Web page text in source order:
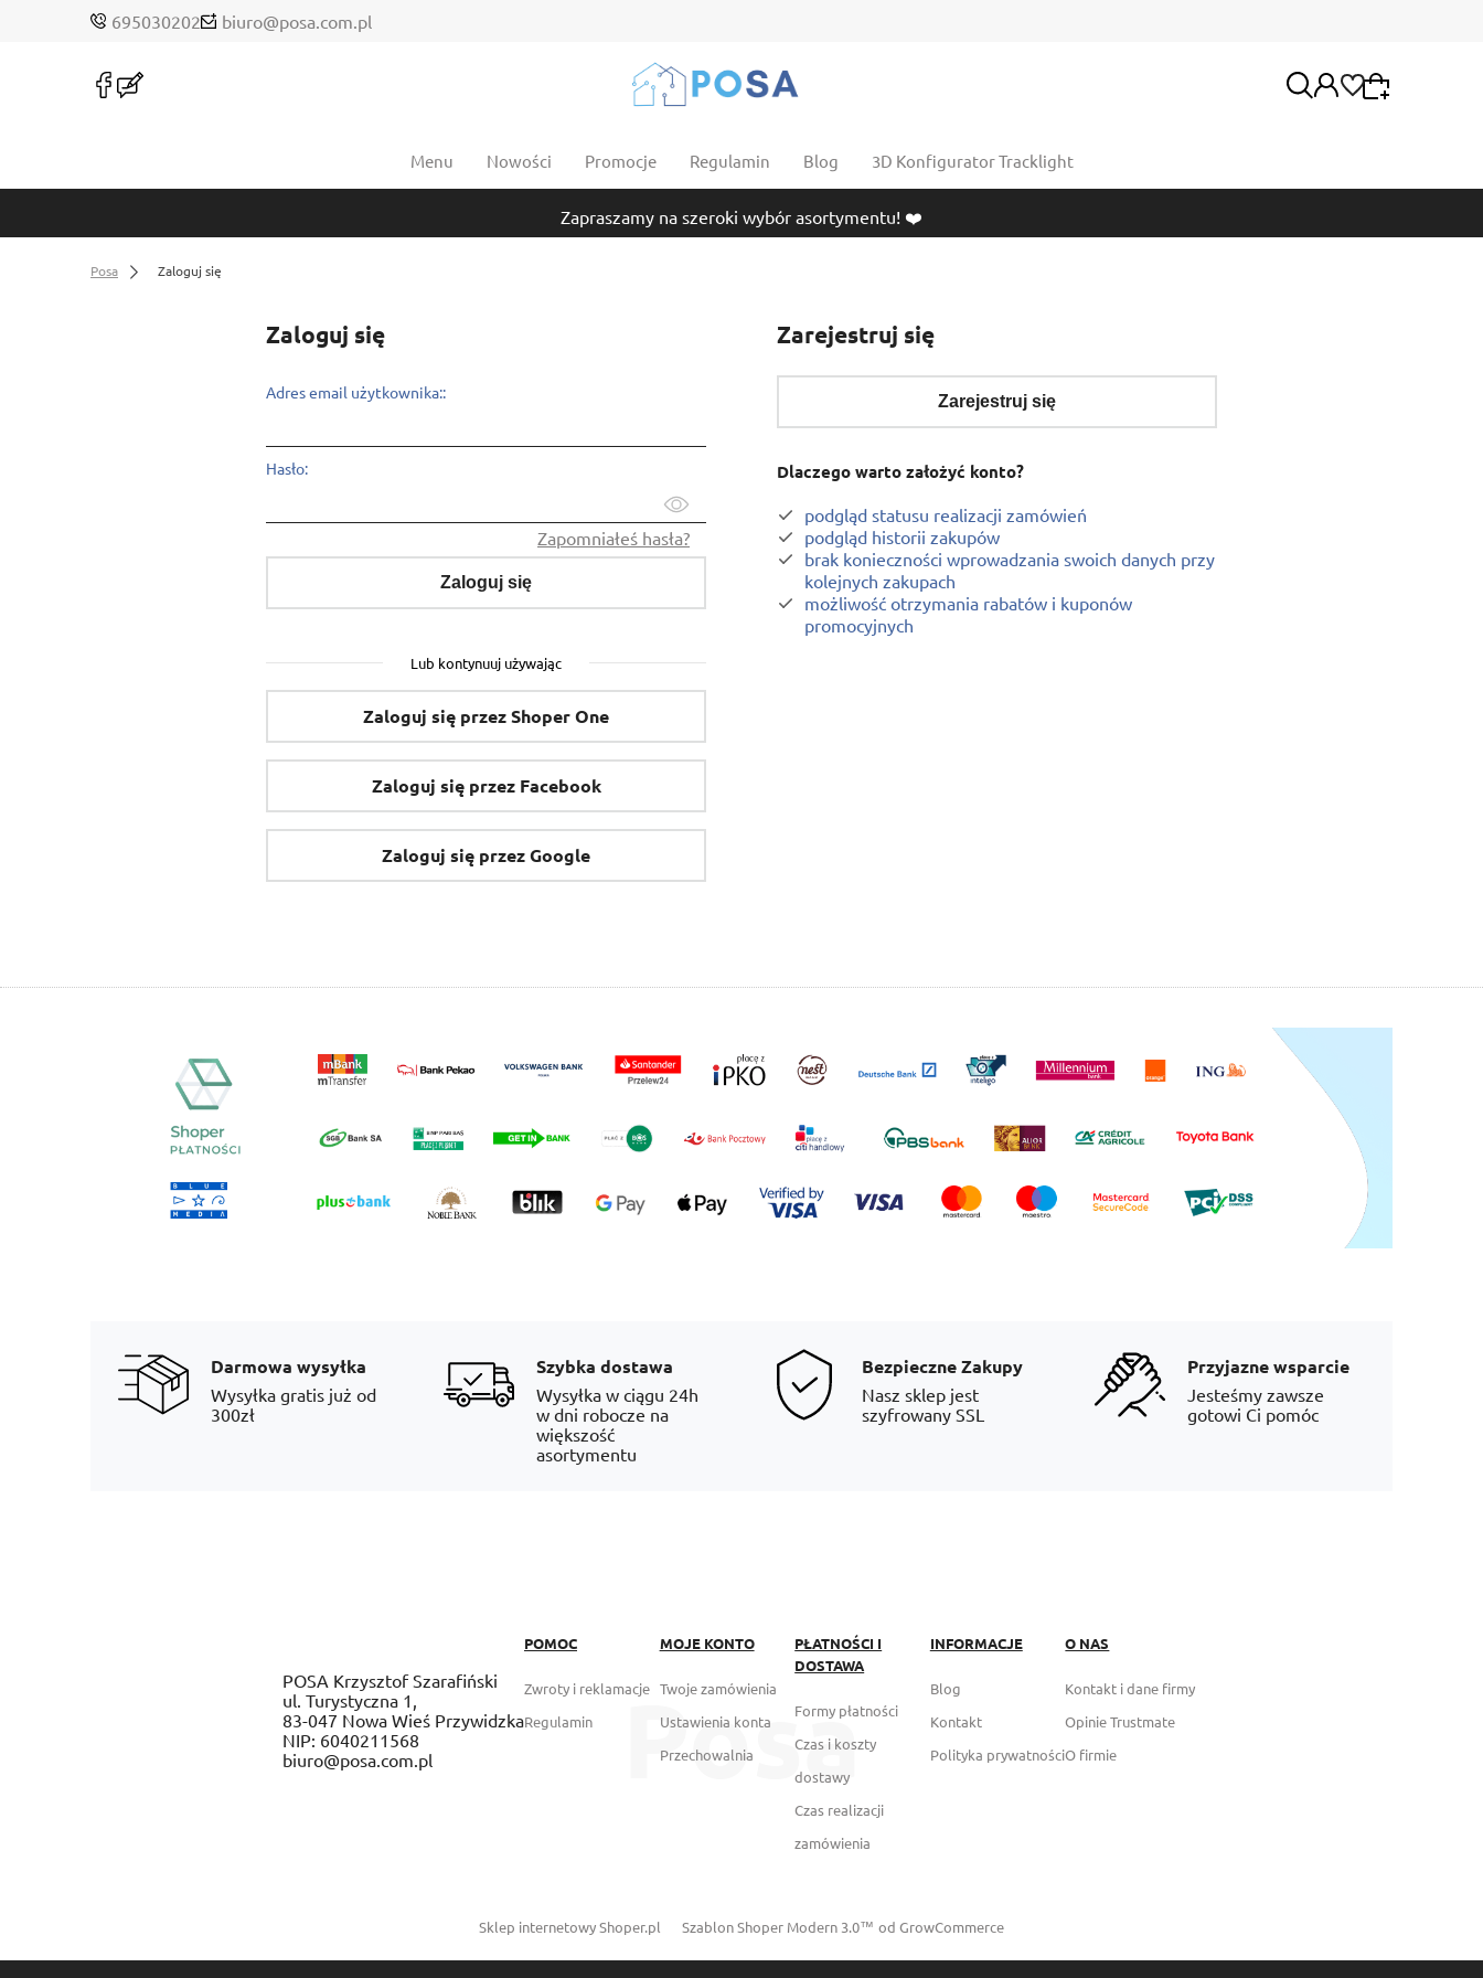
695030202 biuro@posa.com.pl
Menu Nowości Promocje Regulamin Blog 3D Konfigurator Tracklight
Zapraszamy na szeroki wybór asortymentu! ❤️
Posa Zaloguj się
Zaloguj się
Adres email użytkownika::
Hasło:
Zapomniałeś hasła?
Zaloguj się
Lub kontynuuj używając
Zaloguj się przez Shoper One
Zaloguj się przez Facebook
Zaloguj się przez Google
Zarejestruj się
Zarejestruj się
Dlaczego warto założyć konto?
podgląd statusu realizacji zamówień
podgląd historii zakupów
brak konieczności wprowadzania swoich danych przy
kolejnych zakupach
możliwość otrzymania rabatów i kuponów
promocyjnych
Darmowa wysyłka
Wysyłka gratis już od
300zł
Szybka dostawa
Wysyłka w ciągu 24h
w dni robocze na
większość
asortymentu
Bezpieczne Zakupy
Nasz sklep jest
szyfrowany SSL
Przyjazne wsparcie
Jesteśmy zawsze
gotowi Ci pomóc
POMOC
Zwroty i reklamacje
Regulamin
MOJE KONTO
Twoje zamówienia
Ustawienia konta
Przechowalnia
PŁATNOŚCI I
DOSTAWA
Formy płatności
Czas i koszty
dostawy
Czas realizacji
zamówienia
INFORMACJE
Blog
Kontakt
Polityka prywatności
O NAS
Kontakt i dane firmy
Opinie Trustmate
O firmie
POSA Krzysztof Szarafiński
ul. Turystyczna 1,
83-047 Nowa Wieś Przywidzka
NIP: 6040211568
biuro@posa.com.pl
Sklep internetowy Shoper.pl Szablon Shoper Modern 3.0™ od GrowCommerce